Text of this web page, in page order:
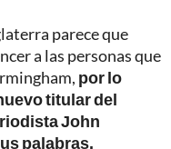
parece que
a las personas que
por lo
titular del
John
palabras.